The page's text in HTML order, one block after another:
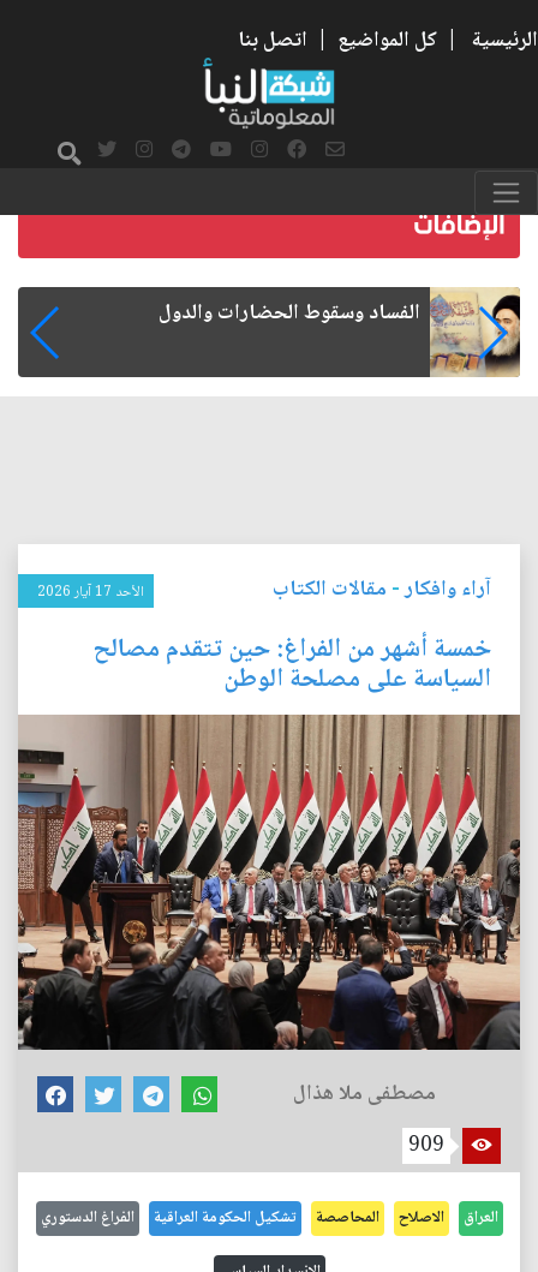
الرئيسية | كل المواضيع | اتصل بنا
رواتب الموظفين على صفيح ساخن
آراء وافكار- مقالات الكتاب الأحد 17 آيار 2026
خمسة أشهر من الفراغ: حين تتقدم مصالح
السياسة على مصلحة الوطن
مصطفى ملا هذال
909
العراق الاصلاح المحاصصة تشكيل الحكومة العراقية الفراغ الدستوري